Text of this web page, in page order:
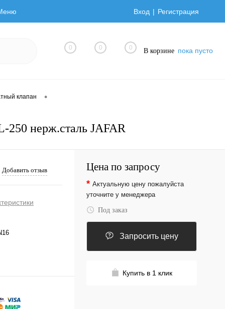
Вход Регистрация
0 0 0 В корзине пока пусто
клапан •
250 нерж.сталь JAFAR
Добавить отзыв Цена по запросу
* Актуальную цену пожалуйста
уточните у менеджера
Под заказ
Запросить цену
Купить в 1 клик